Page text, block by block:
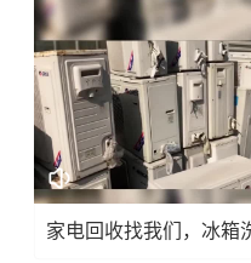
家电回收找我们，冰箱